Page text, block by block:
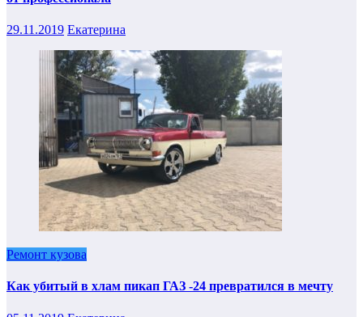
29.11.2019 Екатерина
Ремонт кузова
Как убитый в хлам пикап ГАЗ -24 превратился в мечту